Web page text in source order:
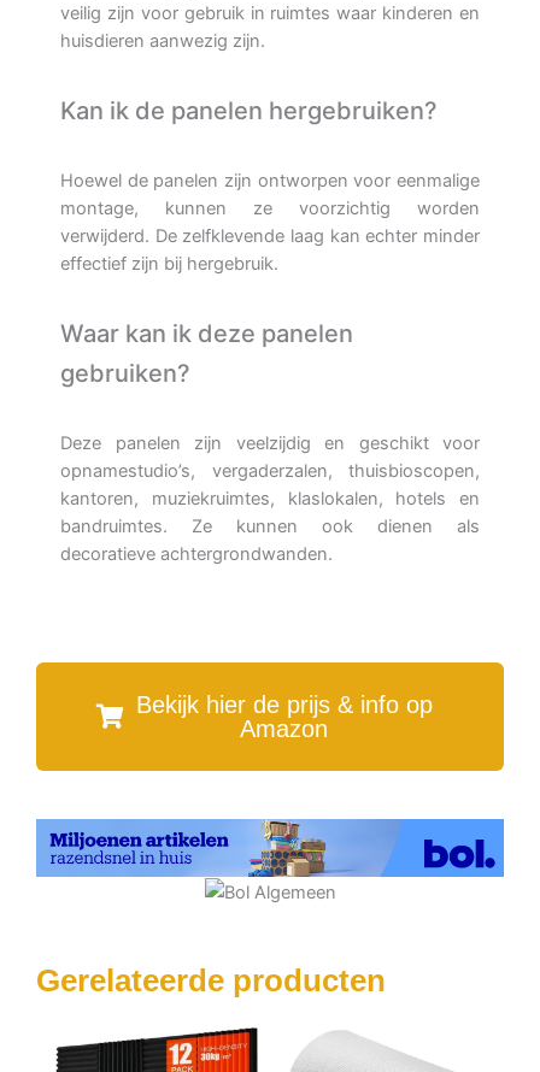
veilig zijn voor gebruik in ruimtes waar kinderen en
huisdieren aanwezig zijn.
Kan ik de panelen hergebruiken?
Hoewel de panelen zijn ontworpen voor eenmalige
montage, kunnen ze voorzichtig worden
verwijderd. De zelfklevende laag kan echter minder
effectief zijn bij hergebruik.
Waar kan ik deze panelen
gebruiken?
Deze panelen zijn veelzijdig en geschikt voor
opnamestudio’s, vergaderzalen, thuisbioscopen,
kantoren, muziekruimtes, klaslokalen, hotels en
bandruimtes. Ze kunnen ook dienen als
decoratieve achtergrondwanden.
Bekijk hier de prijs & info op
Amazon
Gerelateerde producten